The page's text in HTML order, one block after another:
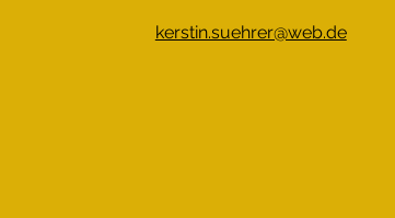
kerstin.suehrer@web.de